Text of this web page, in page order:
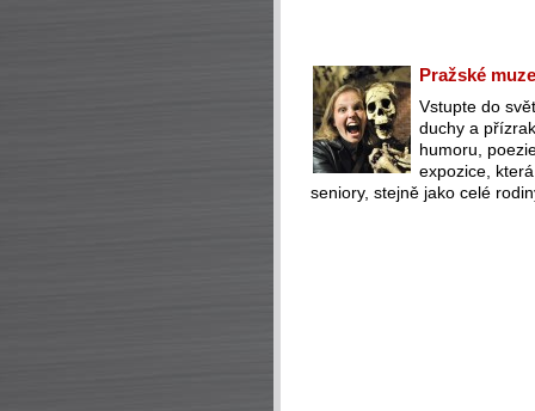
Pražské
Vstupte do
duchy a
humoru,
expozice,
seniory, stejně jako celé